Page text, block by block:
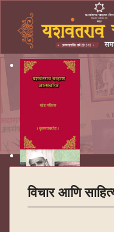
विचार आणि